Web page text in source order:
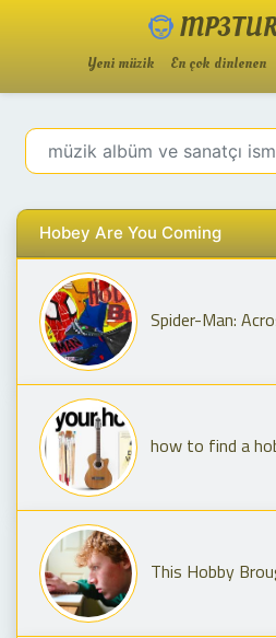
Yeni müzik En çok dinlenen
Hobey Are You Coming
Spider-Man: Across The Spider-Verse |
how to find a
This Hobby